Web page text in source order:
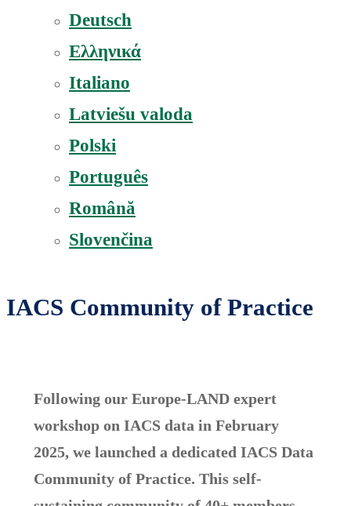
Deutsch
Ελληνικά
Italiano
Latviešu valoda
Polski
Português
Română
Slovenčina
IACS Community of Practice
Following our Europe-LAND expert
workshop on IACS data in February
2025, we launched a dedicated IACS Data
Community of Practice. This self-